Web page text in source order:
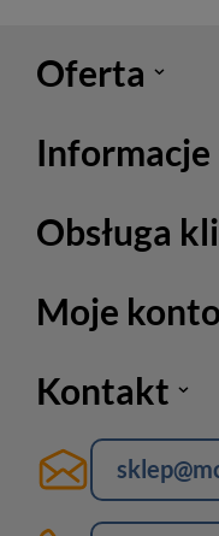
Oferta
Informacje
Obsługa
Moje konto
Kontakt